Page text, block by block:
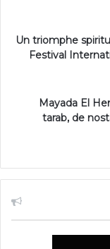
Un triomphe
Festival
Mayada El
tarab, de